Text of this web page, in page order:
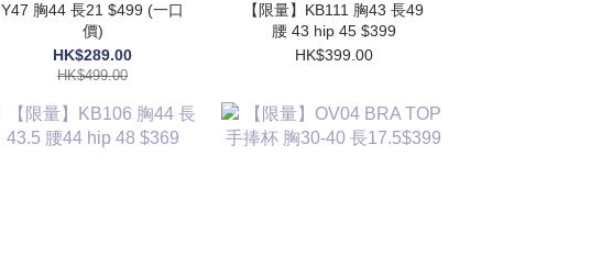
Y47 胸44 長21 $499 (一口
價)
HK$289.00
HK$499.00
【限量】KB111 胸43 長49
腰 43 hip 45 $399
HK$399.00